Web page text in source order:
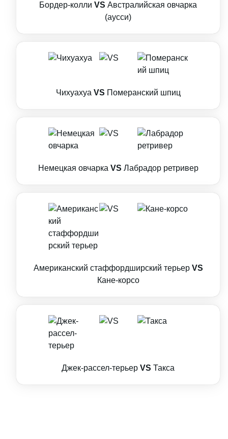
Бордер-колли VS Австралийская овчарка
(аусси)
Чихуахуа VS Померанский шпиц
Немецкая овчарка VS Лабрадор ретривер
Американский стаффордширский терьер VS
Кане-корсо
Джек-рассел-терьер VS Такса